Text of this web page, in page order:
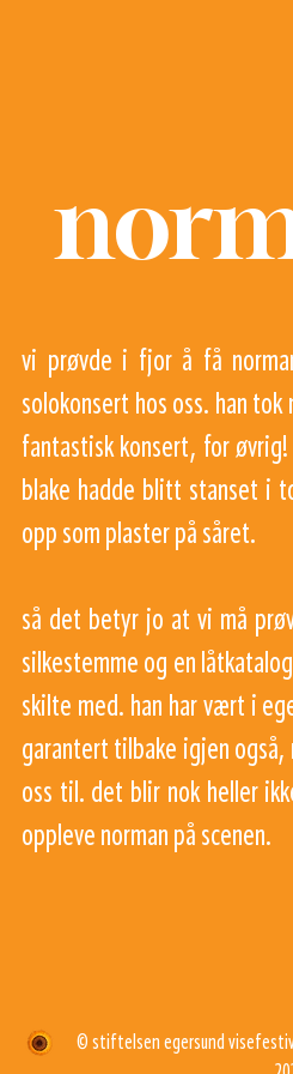
vi prøvde i fjor å få
solokonsert hos oss. han
fantastisk konsert, for
blake hadde blitt stanset i
opp som plaster på såret.
så det betyr jo at vi må
silkestemme og en
skilte med. han har vært i
garantert tilbake igjen også,
oss til. det blir nok heller
oppleve norman på scenen.
© stiftelsen egersund